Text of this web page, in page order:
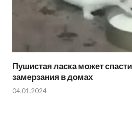
Пушистая ласка может
замерзания в домах
04.01.2024